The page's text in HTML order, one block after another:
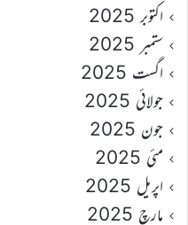
اکتوبر 2025
ستمبر 2025
اگست 2025
جولائی 2025
جون 2025
مئی 2025
اپریل 2025
مارچ 2025